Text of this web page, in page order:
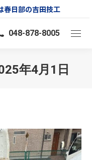
春日部の吉田技工
048-878-8005
年4月1日